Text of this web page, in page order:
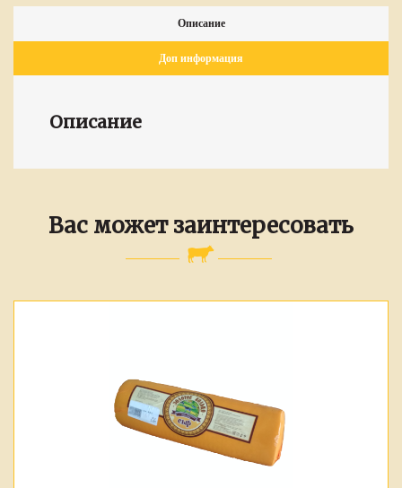
Описание
Доп информация
Описание
Вас может заинтересовать